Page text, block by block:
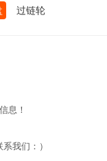
过链轮
息！
我们：）